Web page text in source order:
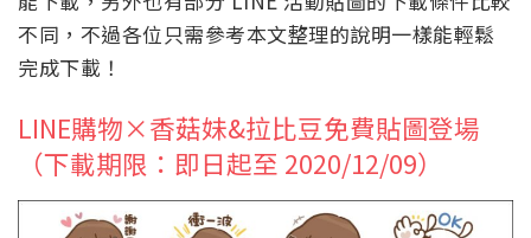
不同，不過各位只需參考本文整理的說明一樣能輕鬆
完成下載！
LINE購物×香菇妹&拉比豆免費貼圖登場
（下載期限：即日起至 2020/12/09）